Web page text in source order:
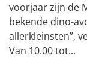
voorjaar zijn de
bekende dino-
allerkleinsten”,
Van 10.00 tot...